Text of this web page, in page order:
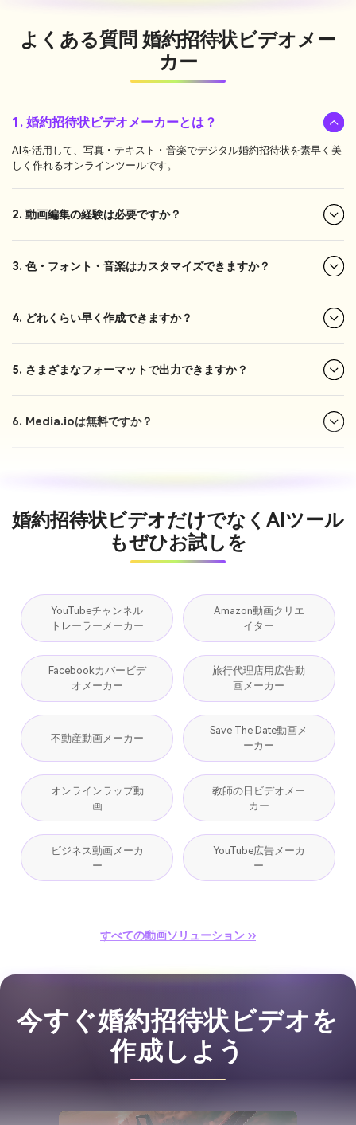
よくある質問 婚約招待状ビデオメー
カー
1. 婚約招待状ビデオメーカーとは？
AIを活用して、写真・テキスト・音楽でデジタル婚約招待状を素早く美
しく作れるオンラインツールです。
2. 動画編集の経験は必要ですか？
3. 色・フォント・音楽はカスタマイズできますか？
4. どれくらい早く作成できますか？
5. さまざまなフォーマットで出力できますか？
6. Media.ioは無料ですか？
婚約招待状ビデオだけでなくAIツール
もぜひお試しを
YouTubeチャンネル
トレーラーメーカー
Amazon動画クリエ
イター
Facebookカバービデ
オメーカー
旅行代理店用広告動
画メーカー
不動産動画メーカー
Save The Date動画メ
ーカー
オンラインラップ動
画
教師の日ビデオメー
カー
ビジネス動画メーカ
ー
YouTube広告メーカ
ー
すべての動画ソリューション ››
今すぐ婚約招待状ビデオを
作成しよう